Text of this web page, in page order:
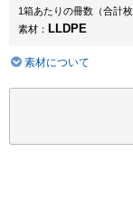
1箱あたりの冊数（合計枚
素材： LLDPE
素材について